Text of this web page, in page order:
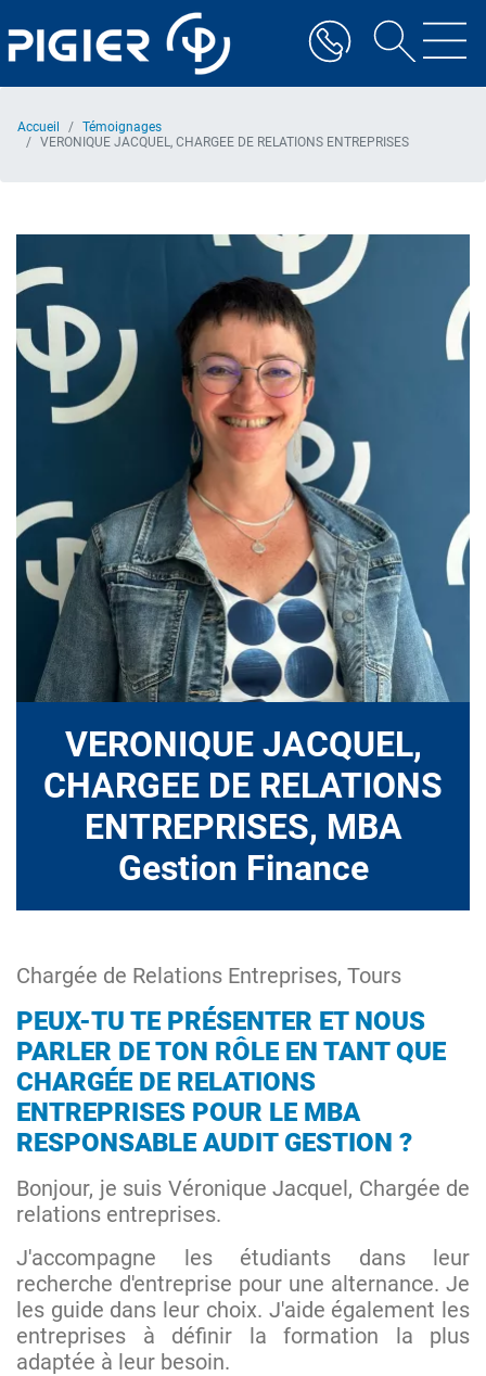
au
contenu
Accueil
Témoignages
VERONIQUE JACQUEL, CHARGEE DE RELATIONS ENTREPRISES
VERONIQUE JACQUEL,
CHARGEE DE RELATIONS
ENTREPRISES, MBA
Gestion Finance
Chargée de Relations Entreprises, Tours
PEUX-TU TE PRÉSENTER ET NOUS
PARLER DE TON RÔLE EN TANT QUE
CHARGÉE DE RELATIONS
ENTREPRISES POUR LE MBA
RESPONSABLE AUDIT GESTION ?
Bonjour, je suis Véronique Jacquel, Chargée de
relations entreprises.
J'accompagne les étudiants dans leur
recherche d'entreprise pour une alternance. Je
les guide dans leur choix. J'aide également les
entreprises à définir la formation la plus
adaptée à leur besoin.